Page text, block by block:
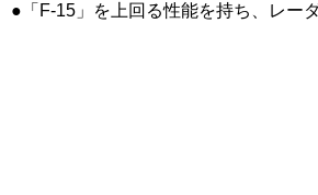
●「F-15」を上回る性能を持ち、レー